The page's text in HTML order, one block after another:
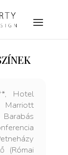
Hotel
(Római